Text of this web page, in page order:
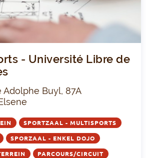
- Université Libre de
Adolphe Buyl, 87A
SPORTZAAL - MULTISPORTS
SPORZAAL - ENKEL DOJO
PARCOURS/CIRCUIT